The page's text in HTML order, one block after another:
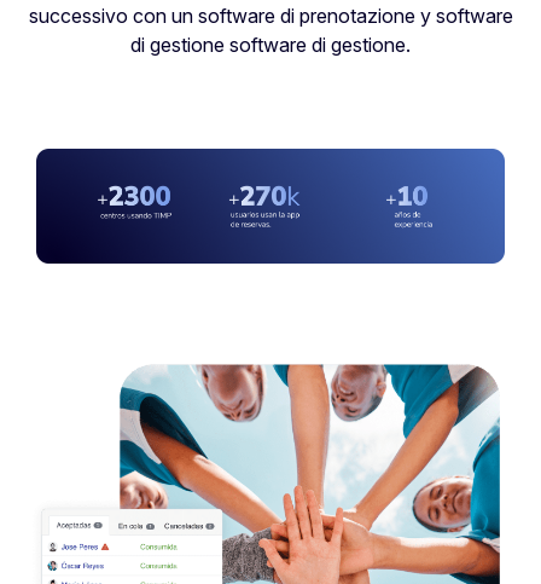
successivo con un software di prenotazione y software
di gestione software di gestione.